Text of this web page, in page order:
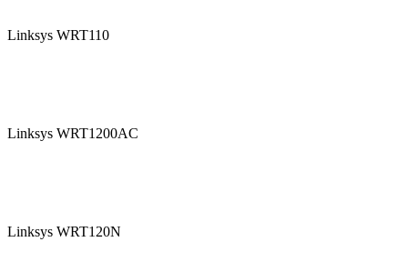
Linksys WRT110
Linksys WRT1200AC
Linksys WRT120N